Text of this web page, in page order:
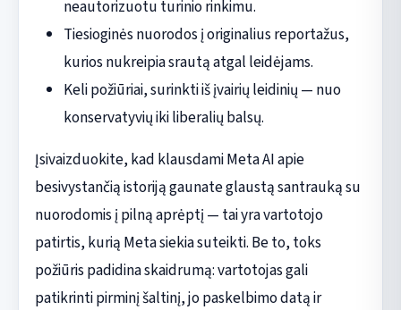
neautorizuotu turinio rinkimu.
Tiesioginės nuorodos į originalius reportažus,
kurios nukreipia srautą atgal leidėjams.
Keli požiūriai, surinkti iš įvairių leidinių — nuo
konservatyvių iki liberalių balsų.
Įsivaizduokite, kad klausdami Meta AI apie
besivystančią istoriją gaunate glaustą santrauką su
nuorodomis į pilną aprėptį — tai yra vartotojo
patirtis, kurią Meta siekia suteikti. Be to, toks
požiūris padidina skaidrumą: vartotojas gali
patikrinti pirminį šaltinį, jo paskelbimo datą ir